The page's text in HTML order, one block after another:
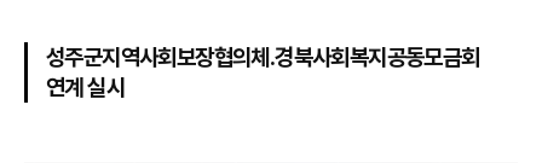
성주군지역사회보장협의체․경북사회복지공동모금회
연계 실시